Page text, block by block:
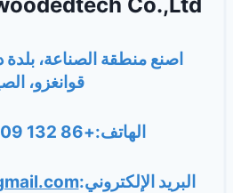
اصنع منطقة الصناعة، بلدة
قوانغزو،
الهاتف:+86 132 6509 5577+
البريد الإلكتروني: